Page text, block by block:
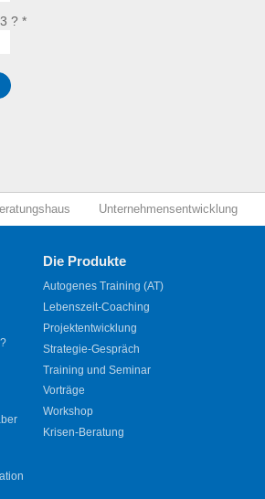
? *
Unternehmensentwicklung
Die Produkte
Autogenes Training (AT)
Lebenszeit-Coaching
Projektentwicklung
Strategie-Gespräch
Training und Seminar
Vorträge
Workshop
Krisen-Beratung